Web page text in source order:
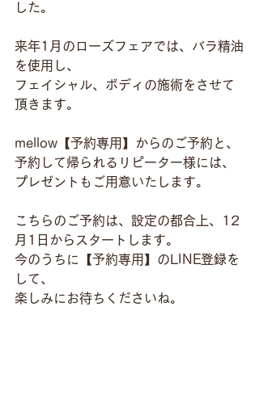
した。
来年1月のローズフェアでは、バラ精油
を使用し、
フェイシャル、ボディの施術をさせて
頂きます。
mellow【予約専用】からのご予約と、
予約して帰られるリピーター様には、
プレゼントもご用意いたします。
こちらのご予約は、設定の都合上、12
月1日からスタートします。
今のうちに【予約専用】のLINE登録を
して、
楽しみにお待ちくださいね。